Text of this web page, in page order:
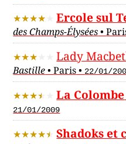
Ercole sul
des Champs-Élysées•
Lady
Bastille•Paris• 22/01/
La Colombe
21/01/2009
Shadoks et